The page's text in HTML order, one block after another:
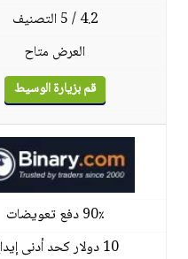
4.2 / 5 التصنيف
العرض متاح
قم بزيارة الوسيط
90٪ دفع تعويضات
10 دولار كحد أدنى إيداع